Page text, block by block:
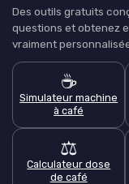
Des outils gratuits
questions et obtenez
vraiment
☕
Simulateur machine
à café
⚖️
Calculateur dose
de café